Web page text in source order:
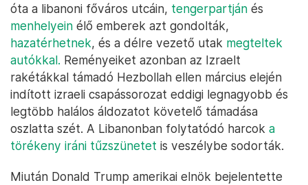
óta a libanoni főváros utcáin, tengerpartján és
menhelyein élő emberek azt gondolták,
hazatérhetnek, és a délre vezető utak megteltek
autókkal. Reményeiket azonban az Izraelt
rakétákkal támadó Hezbollah ellen március elején
indított izraeli csapássorozat eddigi legnagyobb és
legtöbb halálos áldozatot követelő támadása
oszlatta szét. A Libanonban folytatódó harcok a
törékeny iráni tűzszünetet is veszélybe sodorták.
Miután Donald Trump amerikai elnök bejelentette